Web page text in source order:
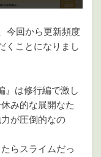
今回から更新頻度
くことになりまし
』は修行編で激し
み的な展開なた
が圧倒的なの
らスライムだっ